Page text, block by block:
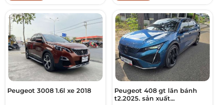
Peugeot 3008 1.6l xe 2018
Peugeot 408 gt lăn bánh
t2.2025. sản xuất...